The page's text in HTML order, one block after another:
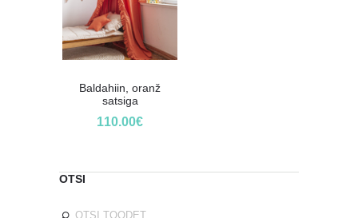
Baldahiin, oranž
satsiga
110.00€
OTSI